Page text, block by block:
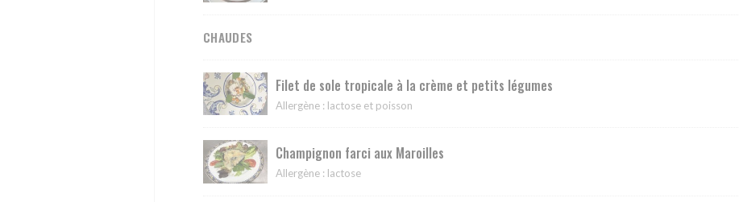
CHAUDES
Filet de sole tropicale à la crème et petits légumes
Allergène : lactose et poisson
Champignon farci aux Maroilles
Allergène : lactose